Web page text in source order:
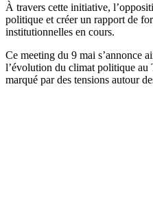
À travers cette initiative,
politique et créer un rapport de
institutionnelles en cours.
Ce meeting du 9 mai s’annonce
l’évolution du climat politique au
marqué par des tensions autour